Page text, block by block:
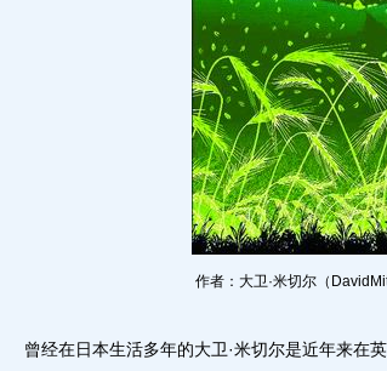
作者：大卫·米切尔（
曾经在日本生活多年的大卫·米切尔是近年来在